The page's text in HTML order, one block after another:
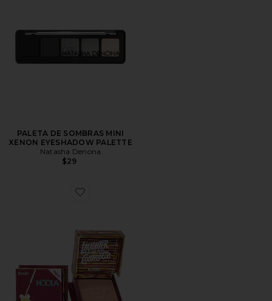
PALETA DE SOMBRAS MINI
XENON EYESHADOW PALETTE
Natasha Denona
$29
Favorite Mini Hoola Bronzer